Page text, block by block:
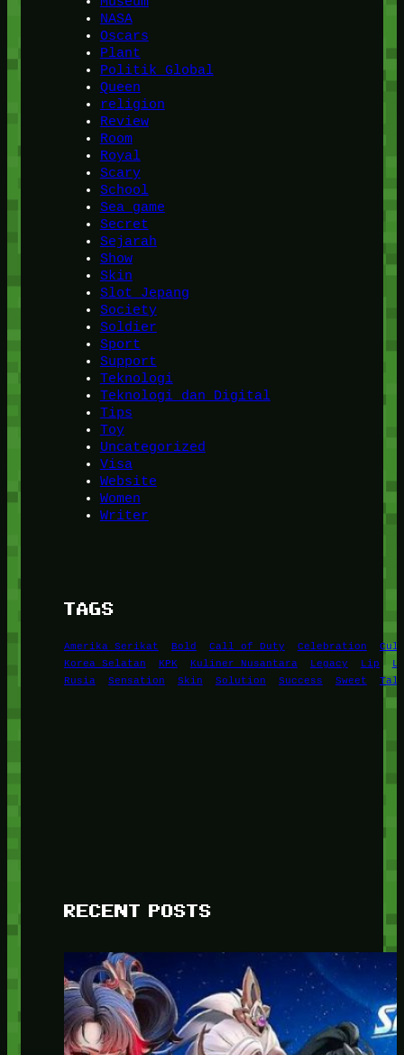
NASA
Oscars
Plant
Politik Global
Queen
religion
Review
Room
Royal
Scary
School
Sea game
Secret
Sejarah
Show
Skin
Slot Jepang
Society
Soldier
Sport
Support
Teknologi
Teknologi dan Digital
Tips
Toy
Uncategorized
Visa
Website
Women
Writer
TAGS
Amerika Serikat Bold Call of Duty Celebration
Korea Selatan
KPK Kuliner Nusantara Legacy Lip
Rusia
Sensation Skin Solution Success Sweet Tale
RECENT POSTS